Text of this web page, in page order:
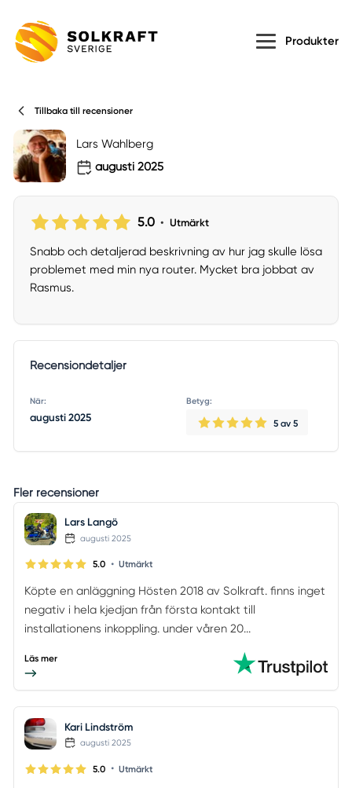
Produkter
Tillbaka till recensioner
Lars Wahlberg
augusti 2025
5.0 • Utmärkt
Snabb och detaljerad beskrivning av hur jag skulle lösa
problemet med min nya router. Mycket bra jobbat av
Rasmus.
Recensiondetaljer
När:
augusti 2025
Betyg:
5 av 5
Fler recensioner
Lars Langö
augusti 2025
5.0 • Utmärkt
Köpte en anläggning Hösten 2018 av Solkraft. finns inget
negativ i hela kjedjan från första kontakt till
installationens inkoppling. under våren 20...
Läs mer
Kari Lindström
augusti 2025
5.0 • Utmärkt